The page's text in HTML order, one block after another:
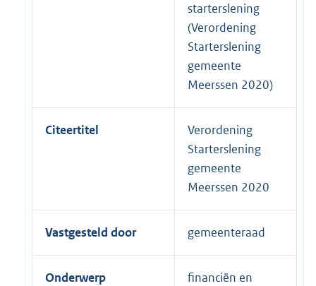
starterslening
(Verordening
Starterslening
gemeente
Meerssen 2020)
Citeertitel
Verordening
Starterslening
gemeente
Meerssen 2020
Vastgesteld door gemeenteraad
Onderwerp
financiën en